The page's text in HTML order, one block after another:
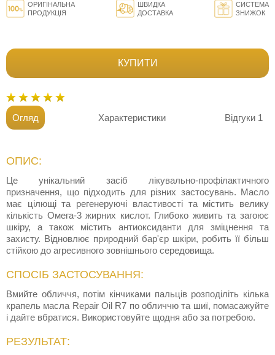
ОРИГІНАЛЬНА
ПРОДУКЦІЯ
ШВИДКА
ДОСТАВКА
СИСТЕМА
ЗНИЖОК
КУПИТИ
Огляд Характеристики Відгуки 1
ОПИС:
Це унікальний засіб лікувально-профілактичного
призначення, що підходить для різних застосувань. Масло
має цілющі та регенеруючі властивості та містить велику
кількість Омега-3 жирних кислот. Глибоко живить та загоює
шкіру, а також містить антиоксиданти для зміцнення та
захисту. Відновлює природний бар'єр шкіри, робить її більш
стійкою до агресивного зовнішнього середовища.
СПОСІБ ЗАСТОСУВАННЯ:
Вмийте обличчя, потім кінчиками пальців розподіліть кілька
крапель масла Repair Oil R7 по обличчю та шиї, помасажуйте
і дайте вбратися. Використовуйте щодня або за потребою.
РЕЗУЛЬТАТ: